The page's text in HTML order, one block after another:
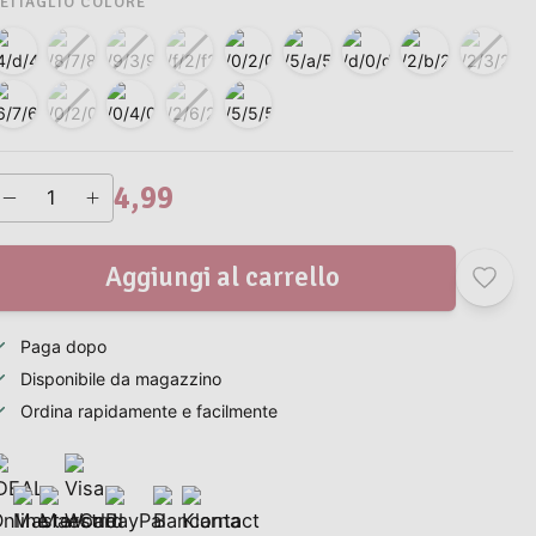
4,99
Aggiungi al carrello
Paga dopo
Disponibile da magazzino
Ordina rapidamente e facilmente